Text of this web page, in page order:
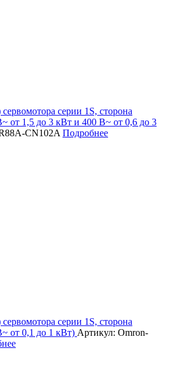
серии 1S, сторона
от 1,5 до 3 кВт и 400 В~ от 0,6 до 3
CN102A Подробнее
серии 1S, сторона
от 0,1 до 1 кВт) Артикул: Omron-